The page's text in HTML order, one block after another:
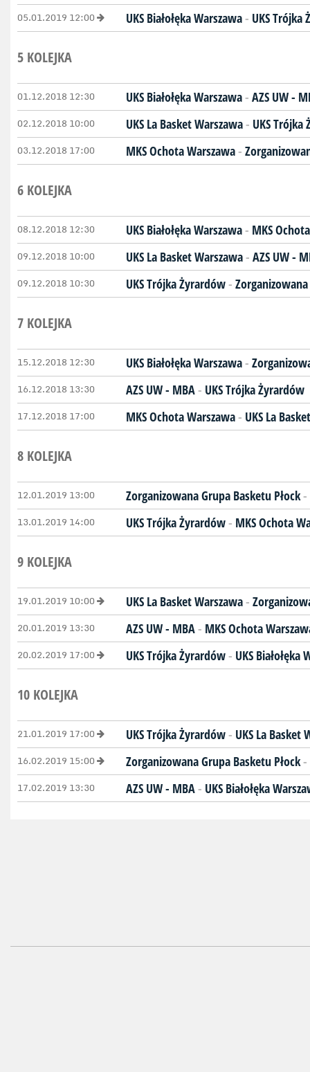
05.01.2019 12:00 UKS Białołęka Warszawa- UKS Trójka
5 KOLEJKA
01.12.2018 12:30 UKS Białołęka Warszawa- AZS UW -
02.12.2018 10:00 UKS La Basket Warszawa- UKS Trójka
03.12.2018 17:00 MKS Ochota Warszawa-
6 KOLEJKA
08.12.2018 12:30 UKS Białołęka Warszawa- MKS
09.12.2018 10:00 UKS La Basket Warszawa- AZS UW -
09.12.2018 10:30 UKS Trójka Żyrardów-
7 KOLEJKA
15.12.2018 12:30 UKS Białołęka Warszawa-
16.12.2018 13:30 AZS UW - MBA- UKS Trójka Żyrardów
17.12.2018 17:00 MKS Ochota Warszawa- UKS La
8 KOLEJKA
12.01.2019 13:00 Zorganizowana Grupa Basketu Płock-
13.01.2019 14:00 UKS Trójka Żyrardów- MKS Ochota
9 KOLEJKA
19.01.2019 10:00 UKS La Basket Warszawa-
20.01.2019 13:30 AZS UW - MBA- MKS Ochota
20.02.2019 17:00 UKS Trójka Żyrardów- UKS Białołęka
10 KOLEJKA
21.01.2019 17:00 UKS Trójka Żyrardów- UKS La Basket
16.02.2019 15:00 Zorganizowana Grupa Basketu Płock-
17.02.2019 13:30 AZS UW - MBA- UKS Białołęka